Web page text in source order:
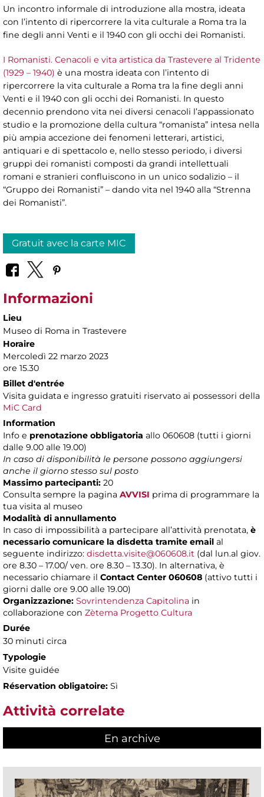
Un incontro informale di introduzione alla mostra, ideata
con l’intento di ripercorrere la vita culturale a Roma tra la
fine degli anni Venti e il 1940 con gli occhi dei Romanisti.
I Romanisti. Cenacoli e vita artistica da Trastevere al Tridente
(1929 – 1940) è una mostra ideata con l’intento di
ripercorrere la vita culturale a Roma tra la fine degli anni
Venti e il 1940 con gli occhi dei Romanisti. In questo
decennio prendono vita nei diversi cenacoli l’appassionato
studio e la promozione della cultura “romanista” intesa nella
più ampia accezione dei fenomeni letterari, artistici,
antiquari e di spettacolo e, nello stesso periodo, i diversi
gruppi dei romanisti composti da grandi intellettuali
romani e stranieri confluiscono in un unico sodalizio – il
“Gruppo dei Romanisti” – dando vita nel 1940 alla “Strenna
dei Romanisti”.
Gratuit avec la carte MIC
Informazioni
Lieu
Museo di Roma in Trastevere
Horaire
Mercoledì 22 marzo 2023
ore 15.30
Billet d'entrée
Visita guidata e ingresso gratuiti riservato ai possessori della
MiC Card
Information
Info e prenotazione obbligatoria allo 060608 (tutti i giorni
dalle 9.00 alle 19.00)
In caso di disponibilità le persone possono aggiungersi
anche il giorno stesso sul posto
Massimo partecipanti: 20
Consulta sempre la pagina AVVISI prima di programmare la
tua visita al museo
Modalità di annullamento
In caso di impossibilità a partecipare all’attività prenotata, è
necessario comunicare la disdetta tramite email al
seguente indirizzo: disdetta.visite@060608.it (dal lun.al giov.
ore 8.30 – 17.00/ ven. ore 8.30 – 13.30). In alternativa, è
necessario chiamare il Contact Center 060608 (attivo tutti i
giorni dalle ore 9.00 alle 19.00)
Organizzazione: Sovrintendenza Capitolina in
collaborazione con Zètema Progetto Cultura
Durée
30 minuti circa
Typologie
Visite guidée
Réservation obligatoire: Sì
Attività correlate
En archive